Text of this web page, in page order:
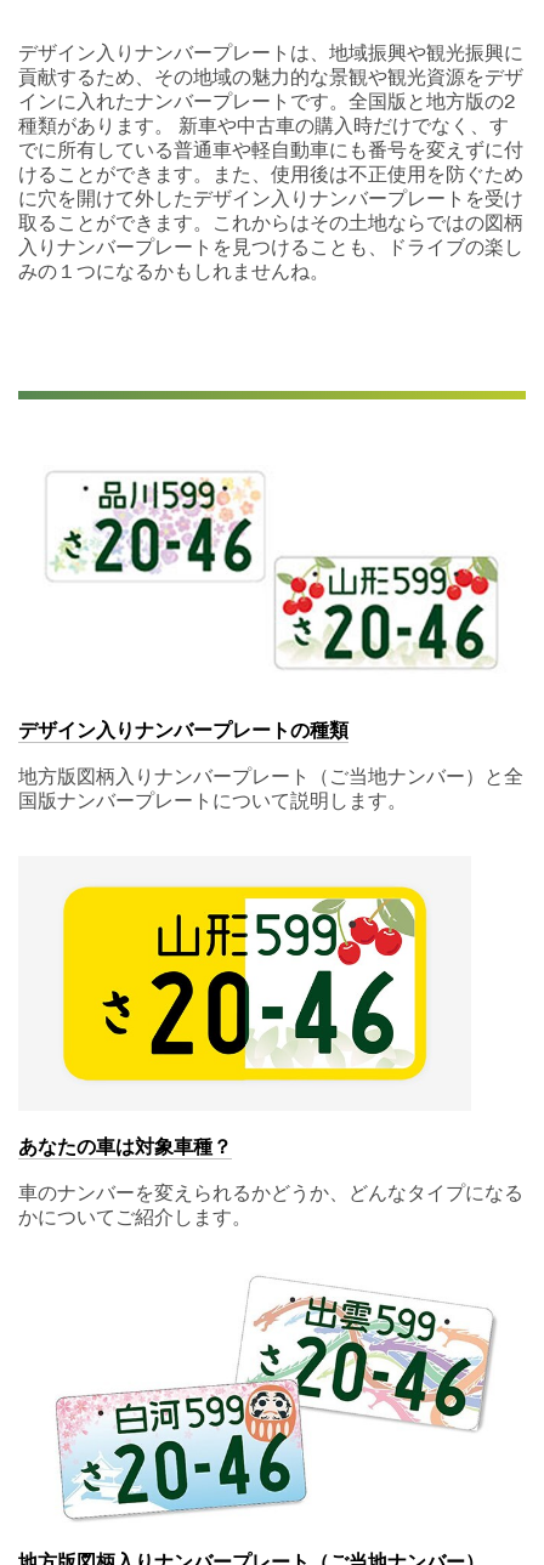
デザイン入りナンバープレートは、地域振興や観光振興に
貢献するため、その地域の魅力的な景観や観光資源をデザ
インに入れたナンバープレートです。全国版と地方版の2
種類があります。 新車や中古車の購入時だけでなく、す
でに所有している普通車や軽自動車にも番号を変えずに付
けることができます。また、使用後は不正使用を防ぐため
に穴を開けて外したデザイン入りナンバープレートを受け
取ることができます。これからはその土地ならではの図柄
入りナンバープレートを見つけることも、ドライブの楽し
みの１つになるかもしれませんね。
デザイン入りナンバープレートの種類
地方版図柄入りナンバープレート（ご当地ナンバー）と全
国版ナンバープレートについて説明します。
あなたの車は対象車種？
車のナンバーを変えられるかどうか、どんなタイプになる
かについてご紹介します。